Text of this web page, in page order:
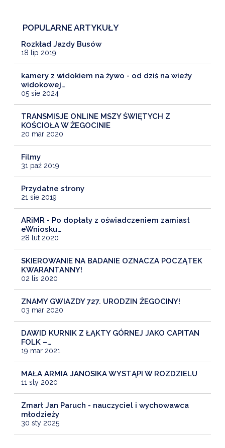
POPULARNE ARTYKUŁY
Rozkład Jazdy Busów
18 lip 2019
kamery z widokiem na żywo - od dziś na wieży
widokowej…
05 sie 2024
TRANSMISJE ONLINE MSZY ŚWIĘTYCH Z
KOŚCIOŁA W ŻEGOCINIE
20 mar 2020
Filmy
31 paź 2019
Przydatne strony
21 sie 2019
ARiMR - Po dopłaty z oświadczeniem zamiast
eWniosku…
28 lut 2020
SKIEROWANIE NA BADANIE OZNACZA POCZĄTEK
KWARANTANNY!
02 lis 2020
ZNAMY GWIAZDY 727. URODZIN ŻEGOCINY!
03 mar 2020
DAWID KURNIK Z ŁĄKTY GÓRNEJ JAKO CAPITAN
FOLK –…
19 mar 2021
MAŁA ARMIA JANOSIKA WYSTĄPI W ROZDZIELU
11 sty 2020
Zmarł Jan Paruch - nauczyciel i wychowawca
młodzieży
30 sty 2025